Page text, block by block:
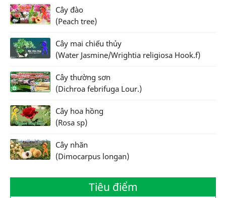
Cây đào
(Peach tree)
Cây mai chiếu thủy
(Water Jasmine/Wrightia religiosa Hook.f)
Cây thường sơn
(Dichroa febrifuga Lour.)
Cây hoa hồng
(Rosa sp)
Cây nhãn
(Dimocarpus longan)
Tiêu điểm